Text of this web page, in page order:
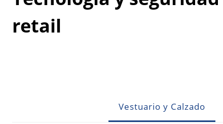
retail
Vestuario y Calzado